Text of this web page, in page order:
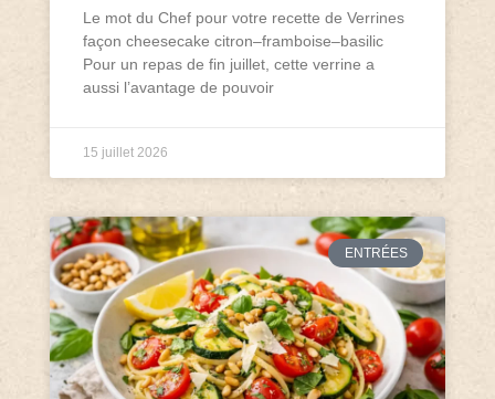
Le mot du Chef pour votre recette de Verrines
façon cheesecake citron–framboise–basilic
Pour un repas de fin juillet, cette verrine a
aussi l’avantage de pouvoir
15 juillet 2026
ENTRÉES